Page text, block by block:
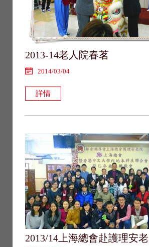
2013-14老人院春茗
2014/03/04
詳情
2013/14上海總會赴護理安